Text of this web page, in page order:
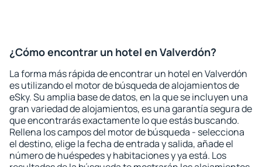
¿Cómo encontrar un hotel en Valverdón?
La forma más rápida de encontrar un hotel en Valverdón
es utilizando el motor de búsqueda de alojamientos de
eSky. Su amplia base de datos, en la que se incluyen una
gran variedad de alojamientos, es una garantía segura de
que encontrarás exactamente lo que estás buscando.
Rellena los campos del motor de búsqueda - selecciona
el destino, elige la fecha de entrada y salida, añade el
número de huéspedes y habitaciones y ya está. Los